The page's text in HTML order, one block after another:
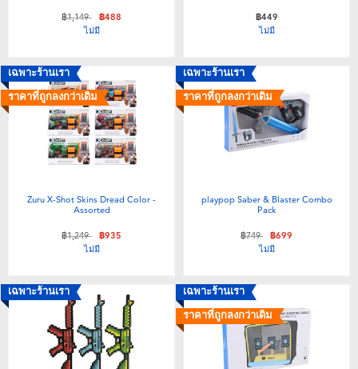
ลดราคาจาก
฿1,149ถึง฿488
ไม่มี
฿449
ไม่มี
เฉพาะร้านเรา
ราคาที่ถูกลงกว่าเดิม
Zuru X-Shot Skins Dread Color -
Assorted
ลดราคาจาก
฿1,249ถึง฿935
ไม่มี
เฉพาะร้านเรา
ราคาที่ถูกลงกว่าเดิม
playpop Saber & Blaster Combo
Pack
ลดราคาจาก
฿749ถึง฿699
ไม่มี
เฉพาะร้านเรา
เฉพาะร้านเรา
ราคาที่ถูกลงกว่าเดิม